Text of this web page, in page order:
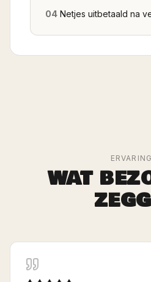
04 Netjes uitbetaald na
WAT